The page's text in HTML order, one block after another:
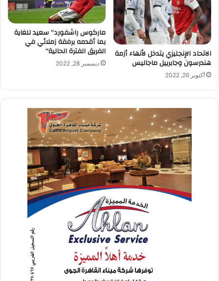
الاتحاد الإنجليزي يتدخل لأنهاء أزمة
هندرسون وجابرييل ماجاليس
أكتوبر 26, 2022
ماركوس راشفورد” سعيد للغاية
بما أقدمه برفقة زملائي في
الفريق الفترة الحالية”
ديسمبر 28, 2022